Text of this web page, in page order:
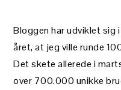
Bloggen har udviklet sig
året, at jeg ville runde
Det skete allerede i
over 700.000 unikke